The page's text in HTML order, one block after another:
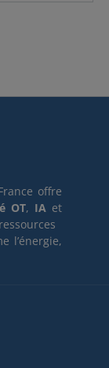
offre
OT, IA et
l’énergie,